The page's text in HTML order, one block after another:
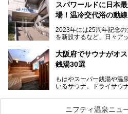
本記事では、そんなリニ
紹介します。これから「
い。
利用できる「神州温泉
あるごの湯は、大阪府豊
チムジルバン（岩盤浴）
タイムまで満喫できる長
る迫力ある熱波パフォー
のう”体験をしっかり楽
ケやボウリングといった
で“遊び+癒し”の一日を
処にいたるまで魅力をた
スパワールドに日本
場！温冷交代浴の動
2023年には25周年記念
を新設するなど、日々ア
そんなスパワールドが
室や日本最大級140人収
アルオープン！浴室であ
大規模リニューアルの全
オープンイベントに行っ
大阪府でサウナがオ
銭湯30選
もはやスーパー銭湯や温
いるサウナ。ドライサウ
ペース、ロウリュウなど
が充実した施設も多くみ
ニフティ温泉ニュ